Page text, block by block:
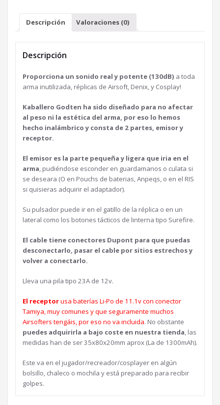
Descripción Valoraciones (0)
Descripción
Proporciona un sonido real y potente (130dB) a toda
arma inutilizada, réplicas de Airsoft, Denix, y Cosplay!
Kaballero Godten ha sido diseñado para no afectar
al peso ni la estética del arma, por eso lo hemos
hecho inalámbrico y consta de 2 partes, emisor y
receptor.
El emisor es la parte pequeña y ligera que iria en el
arma, pudiéndose esconder en guardamanos o culata si
se deseara (O en Pouchs de baterias, Anpeqs, o en el RIS
si quisieras adquirir el adaptador).
Su pulsador puede ir en el gatillo de la réplica o en un
lateral como los botones tácticos de linterna tipo Surefire.
El cable tiene conectores Dupont para que puedas
desconectarlo, pasar el cable por sitios estrechos y
volver a conectarlo.
Lleva una pila tipo 23A de 12v.
El receptorusa baterías Li-Po de 11.1v con conector
Tamiya, muy comunes y que seguramente muchos
Airsofters tengáis, por eso no va incluida. No obstante
puedes adquirirla a bajo coste en nuestra tienda, las
medidas han de ser 35x80x20mm aprox (La de 1300mAh).
Este va en el jugador/recreador/cosplayer en algún
bolsillo, chaleco o mochila y está preparado para recibir
golpes.